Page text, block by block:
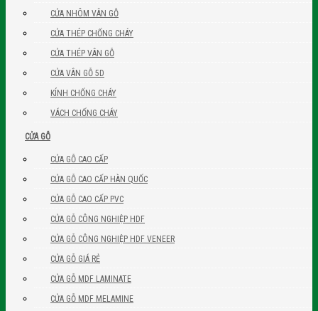
CỬA NHÔM VÂN GỖ
CỬA THÉP CHỐNG CHÁY
CỬA THÉP VÂN GỖ
CỬA VÂN GỖ 5D
KÍNH CHỐNG CHÁY
VÁCH CHỐNG CHÁY
CỬA GỖ
CỬA GỖ CAO CẤP
CỬA GỖ CAO CẤP HÀN QUỐC
CỬA GỖ CAO CẤP PVC
CỬA GỖ CÔNG NGHIỆP HDF
CỬA GỖ CÔNG NGHIỆP HDF VENEER
CỬA GỖ GIÁ RẺ
CỬA GỖ MDF LAMINATE
CỬA GỖ MDF MELAMINE